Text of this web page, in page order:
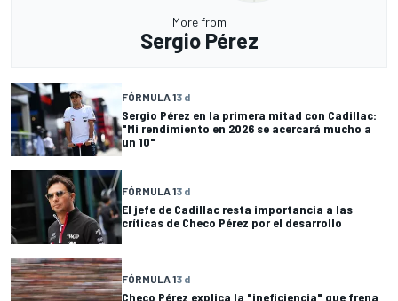
More from
Sergio Pérez
FÓRMULA 13 d
Sergio Pérez en la primera mitad con Cadillac:
"Mi rendimiento en 2026 se acercará mucho a
un 10"
FÓRMULA 13 d
El jefe de Cadillac resta importancia a las
críticas de Checo Pérez por el desarrollo
FÓRMULA 13 d
Checo Pérez explica la "ineficiencia" que frena